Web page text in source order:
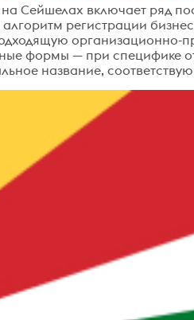
Сейшелах включает ряд
регистрации
организационно-
формы — при специфике
название,